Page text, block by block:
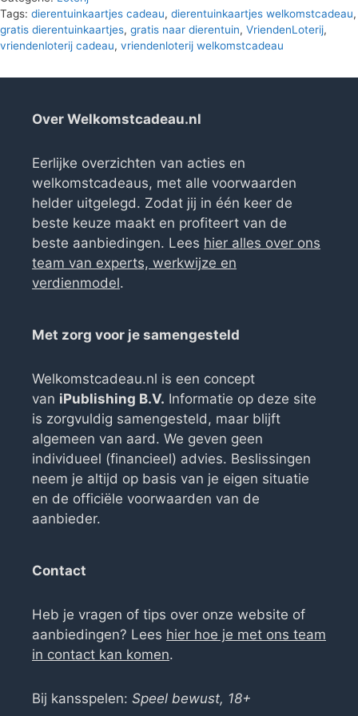
Tags: dierentuinkaartjes cadeau, dierentuinkaartjes welkomstcadeau,
gratis dierentuinkaartjes, gratis naar dierentuin, VriendenLoterij,
vriendenloterij cadeau, vriendenloterij welkomstcadeau
Over Welkomstcadeau.nl
Eerlijke overzichten van acties en
welkomstcadeaus, met alle voorwaarden
helder uitgelegd. Zodat jij in één keer de
beste keuze maakt en profiteert van de
beste aanbiedingen. Lees hier alles over ons
team van experts, werkwijze en
verdienmodel.
Met zorg voor je samengesteld
Welkomstcadeau.nl is een concept
van iPublishing B.V. Informatie op deze site
is zorgvuldig samengesteld, maar blijft
algemeen van aard. We geven geen
individueel (financieel) advies. Beslissingen
neem je altijd op basis van je eigen situatie
en de officiële voorwaarden van de
aanbieder.
Contact
Heb je vragen of tips over onze website of
aanbiedingen? Lees hier hoe je met ons team
in contact kan komen.
Bij kansspelen: Speel bewust, 18+